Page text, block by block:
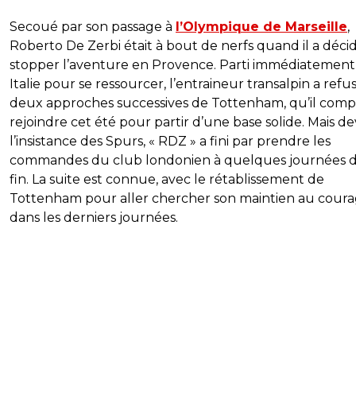
Secoué par son passage à l’Olympique de Marseille,
Roberto De Zerbi était à bout de nerfs quand il a
stopper l’aventure en Provence. Parti
Italie pour se ressourcer, l’entraineur transalpin a
deux approches successives de Tottenham, qu’il
rejoindre cet été pour partir d’une base solide. Mais
l’insistance des Spurs, « RDZ » a fini par prendre les
commandes du club londonien à quelques journées
fin. La suite est connue, avec le rétablissement de
Tottenham pour aller chercher son maintien au
dans les derniers journées.